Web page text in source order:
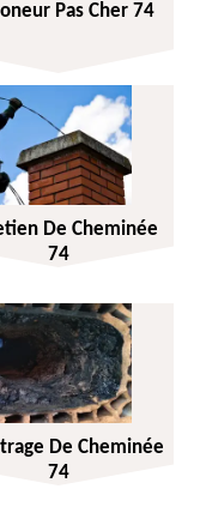
Pas Cher 74
De Cheminée
74
De Cheminée
74